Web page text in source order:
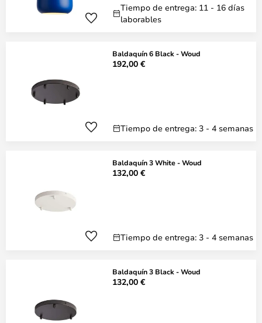
Tiempo de entrega: 11 - 16 días
laborables
Baldaquín 6 Black - Woud
192,00 €
Tiempo de entrega: 3 - 4 semanas
Baldaquín 3 White - Woud
132,00 €
Tiempo de entrega: 3 - 4 semanas
Baldaquín 3 Black - Woud
132,00 €